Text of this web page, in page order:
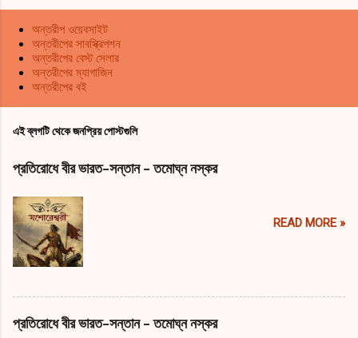
অন্তরীপ ওয়েবসাইট
অন্তরীপের সাবস্ক্রিপশন
অন্তরীপের বেস্ট সেলার
অন্তরীপের ম্যাগাজিন
অন্তরীপের বই
এই ব্লগটি থেকে জনপ্রিয় পোস্টগুলি
প্রতিরোধে বীর ভারত-সন্তান - তমোঘ্ন নস্কর
READ MORE »
প্রতিরোধে বীর ভারত-সন্তান - তমোঘ্ন নস্কর